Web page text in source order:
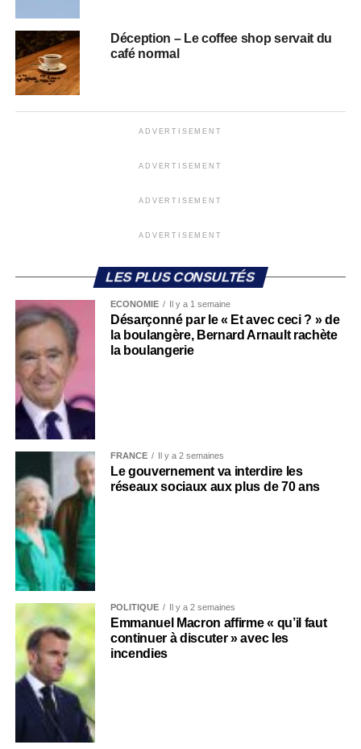
Déception – Le coffee shop servait du
café normal
ADVERTISEMENT
ADVERTISEMENT
ADVERTISEMENT
ADVERTISEMENT
LES PLUS CONSULTÉS
ECONOMIE Il y a 1 semaine
Désarçonné par le « Et avec ceci ? » de
la boulangère, Bernard Arnault rachète
la boulangerie
FRANCE Il y a 2 semaines
Le gouvernement va interdire les
réseaux sociaux aux plus de 70 ans
POLITIQUE Il y a 2 semaines
Emmanuel Macron affirme « qu’il faut
continuer à discuter » avec les
incendies